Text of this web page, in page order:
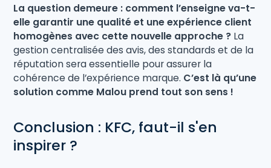
La question demeure : comment l’enseigne va-t-
elle garantir une qualité et une expérience client
homogènes avec cette nouvelle approche ? La
gestion centralisée des avis, des standards et de la
réputation sera essentielle pour assurer la
cohérence de l’expérience marque. C’est là qu’une
solution comme Malou prend tout son sens !
Conclusion : KFC, faut-il s'en
inspirer ?